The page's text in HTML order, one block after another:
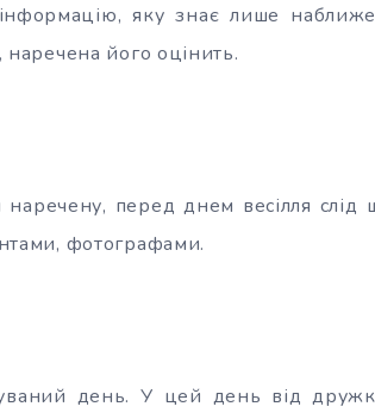
яку знає лише
його оцінить.
перед днем весілля слід
фотографами.
день. У цей день від дружки